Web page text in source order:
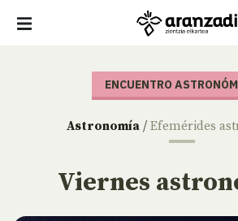
ENCUENTRO
Astronomía/ Efemérides
Viernes